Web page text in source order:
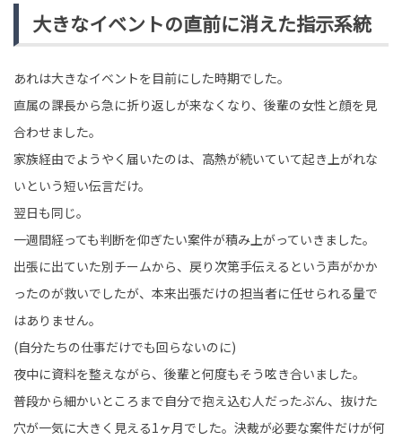
大きなイベントの直前に消えた指示系統
あれは大きなイベントを目前にした時期でした。
直属の課長から急に折り返しが来なくなり、後輩の女性と顔を見
合わせました。
家族経由でようやく届いたのは、高熱が続いていて起き上がれな
いという短い伝言だけ。
翌日も同じ。
一週間経っても判断を仰ぎたい案件が積み上がっていきました。
出張に出ていた別チームから、戻り次第手伝えるという声がかか
ったのが救いでしたが、本来出張だけの担当者に任せられる量で
はありません。
(自分たちの仕事だけでも回らないのに)
夜中に資料を整えながら、後輩と何度もそう呟き合いました。
普段から細かいところまで自分で抱え込む人だったぶん、抜けた
穴が一気に大きく見える1ヶ月でした。決裁が必要な案件だけが何